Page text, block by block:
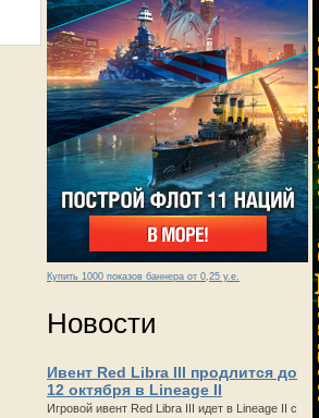
Купить 1000 показов баннера от 0,25 у.е.
Новости
Ивент Red Libra III продлится до
12 октября в Lineage II
Игровой ивент Red Libra III идет в Lineage II с